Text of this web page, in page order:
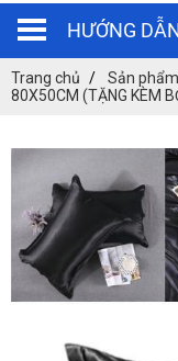
HƯỚNG
Trang chủ Sản phẩm
80X50CM (TẶNG KÈM